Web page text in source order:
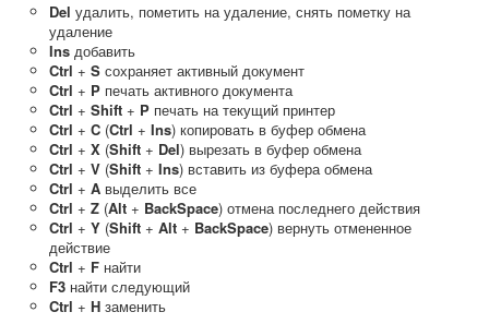
Del удалить, пометить на удаление, снять пометку на
удаление
Ins добавить
Ctrl + S сохраняет активный документ
Ctrl + P печать активного документа
Ctrl + Shift + P печать на текущий принтер
Ctrl + C (Ctrl + Ins) копировать в буфер обмена
Ctrl + X (Shift + Del) вырезать в буфер обмена
Ctrl + V (Shift + Ins) вставить из буфера обмена
Ctrl + A выделить все
Ctrl + Z (Alt + BackSpace) отмена последнего действия
Ctrl + Y (Shift + Alt + BackSpace) вернуть отмененное
действие
Ctrl + F найти
F3 найти следующий
Ctrl + H заменить